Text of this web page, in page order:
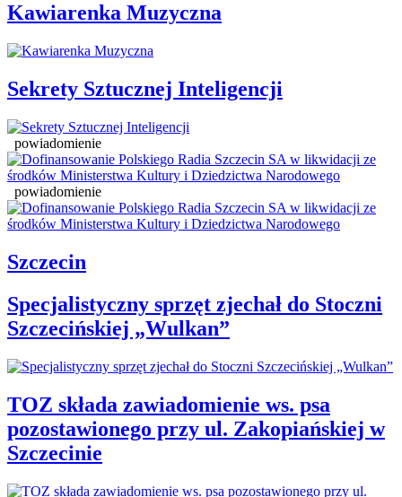
Kawiarenka Muzyczna
Sekrety Sztucznej Inteligencji
powiadomienie
powiadomienie
Szczecin
Specjalistyczny sprzęt zjechał do Stoczni
Szczecińskiej „Wulkan”
TOZ składa zawiadomienie ws. psa
pozostawionego przy ul. Zakopiańskiej w
Szczecinie